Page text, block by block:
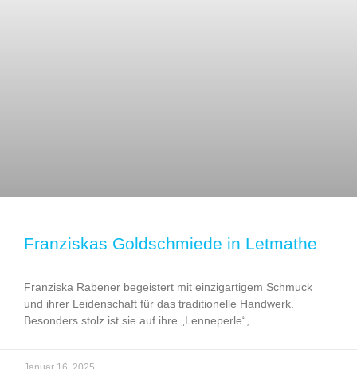
Franziskas Goldschmiede in Letmathe
Franziska Rabener begeistert mit einzigartigem Schmuck
und ihrer Leidenschaft für das traditionelle Handwerk.
Besonders stolz ist sie auf ihre „Lenneperle“,